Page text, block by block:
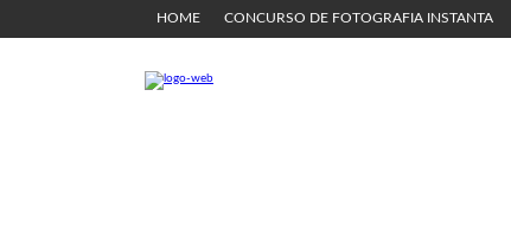
HOME CONCURSO DE FOTOGRAFIA INSTANTA